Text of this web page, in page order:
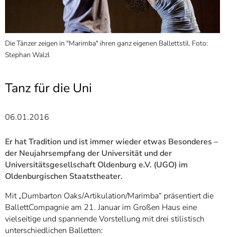
Die Tänzer zeigen in "Marimba" ihren ganz eigenen Ballettstil. Foto:
Stephan Walzl
Tanz für die Uni
06.01.2016
Er hat Tradition und ist immer wieder etwas Besonderes –
der Neujahrsempfang der Universität und der
Universitätsgesellschaft Oldenburg e.V. (UGO) im
Oldenburgischen Staatstheater.
Mit „Dumbarton Oaks/Artikulation/Marimba“ präsentiert die
BallettCompagnie am 21. Januar im Großen Haus eine
vielseitige und spannende Vorstellung mit drei stilistisch
unterschiedlichen Balletten: